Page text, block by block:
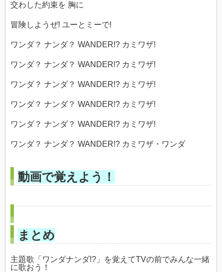
交わした約束を 胸に
冒険しようぜ! ユーとミーで!
ワンダ？ ナンダ？ WANDER!? カミワザ!
ワンダ？ ナンダ？ WANDER!? カミワザ!
ワンダ？ ナンダ？ WANDER!? カミワザ!
ワンダ？ ナンダ？ WANDER!? カミワザ!
ワンダ？ ナンダ？ WANDER!? カミワザ!
ワンダ？ ナンダ？ WANDER!? カミワザ・ワンダ
動画で覚えよう！
まとめ
主題歌「ワンダナンダ!?」を覚えてTVの前でみんな一緒
に歌おう！